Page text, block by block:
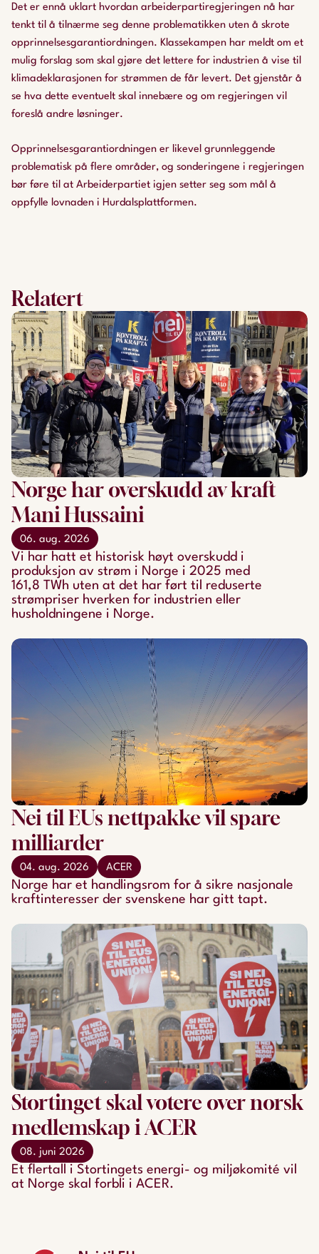
Det er ennå uklart hvordan arbeiderpartiregjeringen nå har
tenkt til å tilnærme seg denne problematikken uten å skrote
opprinnelsesgarantiordningen. Klassekampen har meldt om et
mulig forslag som skal gjøre det lettere for industrien å vise til
klimadeklarasjonen for strømmen de får levert. Det gjenstår å
se hva dette eventuelt skal innebære og om regjeringen vil
foreslå andre løsninger.
Opprinnelsesgarantiordningen er likevel grunnleggende
problematisk på flere områder, og sonderingene i regjeringen
bør føre til at Arbeiderpartiet igjen setter seg som mål å
oppfylle lovnaden i Hurdalsplattformen.
Relatert
Norge har overskudd av kraft
Mani Hussaini
06. aug. 2026
Vi har hatt et historisk høyt overskudd i
produksjon av strøm i Norge i 2025 med
161,8 TWh uten at det har ført til reduserte
strømpriser hverken for industrien eller
husholdningene i Norge.
Nei til EUs nettpakke vil spare
milliarder
04. aug. 2026 ACER
Norge har et handlingsrom for å sikre nasjonale
kraftinteresser der svenskene har gitt tapt.
Stortinget skal votere over norsk
medlemskap i ACER
08. juni 2026
Et flertall i Stortingets energi- og miljøkomité vil
at Norge skal forbli i ACER.